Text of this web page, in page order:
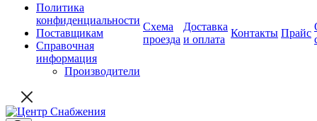
Политика
конфиденциальности
Поставщикам
Справочная
информация
Производители
Схема
проезда
Доставка
и оплата
Контакты Прайс